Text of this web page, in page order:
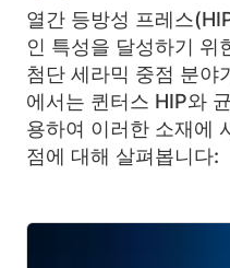
열간 등방성 프레스
인 특성을 달성하기 위
첨단 세라믹 중점 분야
에서는 퀸터스 HIP와
용하여 이러한 소재에
점에 대해 살펴봅니다: